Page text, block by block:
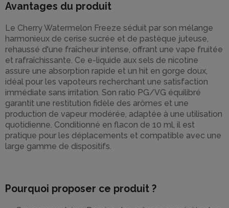
Avantages du produit
Le Cherry Watermelon Freeze séduit par son mélange
harmonieux de cerise sucrée et de pastèque juteuse,
rehaussé d'une fraîcheur intense, offrant une vape fruitée
et rafraîchissante. Ce e-liquide aux sels de nicotine
assure une absorption rapide et un hit en gorge doux,
idéal pour les vapoteurs recherchant une satisfaction
immédiate sans irritation. Son ratio PG/VG équilibré
garantit une restitution fidèle des arômes et une
production de vapeur modérée, adaptée à une utilisation
quotidienne. Conditionné en flacon de 10 ml, il est
pratique pour les déplacements et compatible avec une
large gamme de dispositifs.
Pourquoi proposer ce produit ?